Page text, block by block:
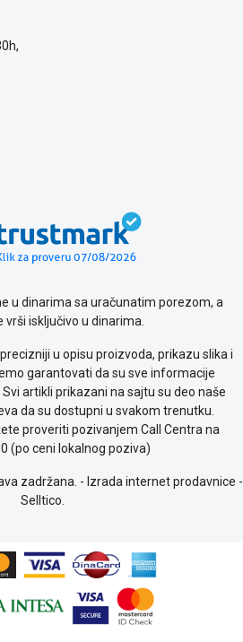
u dinarima sa uračunatim porezom, a
vrši isključivo u dinarima.
u opisu proizvoda, prikazu slika i
garantovati da su sve informacije
artikli prikazani na sajtu su deo naše
da su dostupni u svakom trenutku.
proveriti pozivanjem Call Centra na
(po ceni lokalnog poziva)
zadržana. - Izrada internet prodavnice -
Selltico.